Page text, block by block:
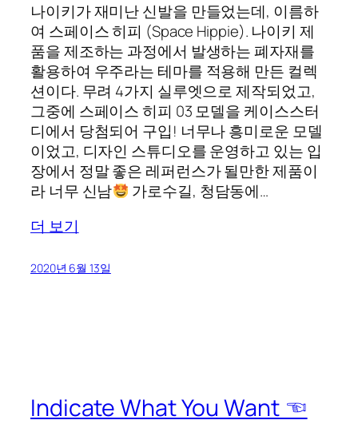
나이키가 재미난 신발을 만들었는데, 이름하
여 스페이스 히피 (Space Hippie). 나이키 제
품을 제조하는 과정에서 발생하는 폐자재를
활용하여 우주라는 테마를 적용해 만든 컬렉
션이다. 무려 4가지 실루엣으로 제작되었고,
그중에 스페이스 히피 03 모델을 케이스스터
디에서 당첨되어 구입! 너무나 흥미로운 모델
이었고, 디자인 스튜디오를 운영하고 있는 입
장에서 정말 좋은 레퍼런스가 될만한 제품이
라 너무 신남
가로수길, 청담동에…
더 보기
2020년 6월 13일
Indicate What You Want ☜